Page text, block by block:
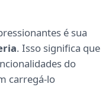
é sua
. Isso significa que
do
carregá-lo